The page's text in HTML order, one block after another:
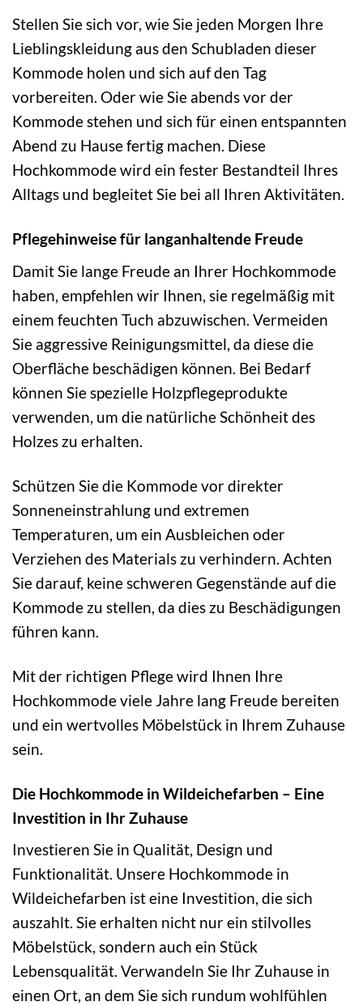
Stellen Sie sich vor, wie Sie jeden Morgen Ihre
Lieblingskleidung aus den Schubladen dieser
Kommode holen und sich auf den Tag
vorbereiten. Oder wie Sie abends vor der
Kommode stehen und sich für einen entspannten
Abend zu Hause fertig machen. Diese
Hochkommode wird ein fester Bestandteil Ihres
Alltags und begleitet Sie bei all Ihren Aktivitäten.
Pflegehinweise für langanhaltende Freude
Damit Sie lange Freude an Ihrer Hochkommode
haben, empfehlen wir Ihnen, sie regelmäßig mit
einem feuchten Tuch abzuwischen. Vermeiden
Sie aggressive Reinigungsmittel, da diese die
Oberfläche beschädigen können. Bei Bedarf
können Sie spezielle Holzpflegeprodukte
verwenden, um die natürliche Schönheit des
Holzes zu erhalten.
Schützen Sie die Kommode vor direkter
Sonneneinstrahlung und extremen
Temperaturen, um ein Ausbleichen oder
Verziehen des Materials zu verhindern. Achten
Sie darauf, keine schweren Gegenstände auf die
Kommode zu stellen, da dies zu Beschädigungen
führen kann.
Mit der richtigen Pflege wird Ihnen Ihre
Hochkommode viele Jahre lang Freude bereiten
und ein wertvolles Möbelstück in Ihrem Zuhause
sein.
Die Hochkommode in Wildeichefarben – Eine
Investition in Ihr Zuhause
Investieren Sie in Qualität, Design und
Funktionalität. Unsere Hochkommode in
Wildeichefarben ist eine Investition, die sich
auszahlt. Sie erhalten nicht nur ein stilvolles
Möbelstück, sondern auch ein Stück
Lebensqualität. Verwandeln Sie Ihr Zuhause in
einen Ort, an dem Sie sich rundum wohlfühlen